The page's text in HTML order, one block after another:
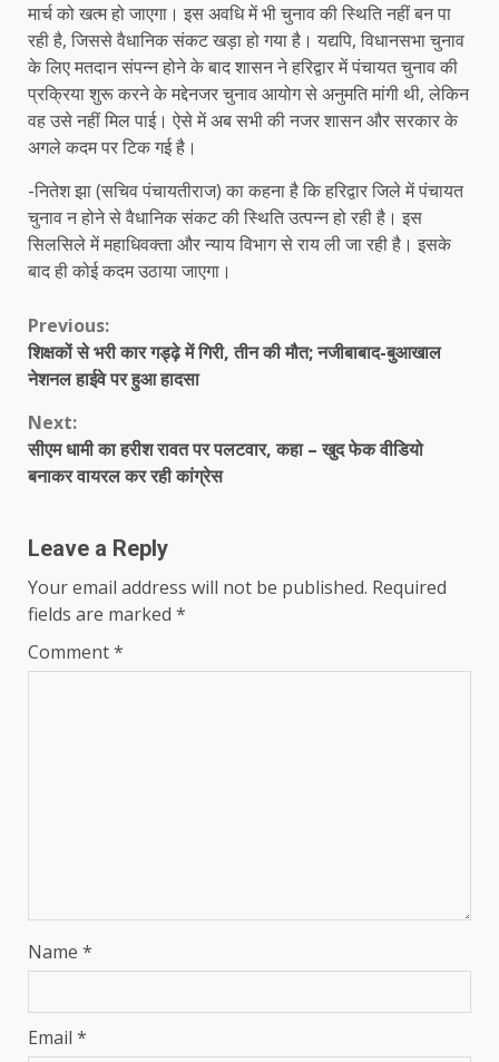
मार्च को खत्म हो जाएगा। इस अवधि में भी चुनाव की स्थिति नहीं बन पा
रही है, जिससे वैधानिक संकट खड़ा हो गया है। यद्यपि, विधानसभा चुनाव
के लिए मतदान संपन्न होने के बाद शासन ने हरिद्वार में पंचायत चुनाव की
प्रक्रिया शुरू करने के मद्देनजर चुनाव आयोग से अनुमति मांगी थी, लेकिन
वह उसे नहीं मिल पाई। ऐसे में अब सभी की नजर शासन और सरकार के
अगले कदम पर टिक गई है।
-नितेश झा (सचिव पंचायतीराज) का कहना है कि हरिद्वार जिले में पंचायत
चुनाव न होने से वैधानिक संकट की स्थिति उत्पन्न हो रही है। इस
सिलसिले में महाधिवक्ता और न्याय विभाग से राय ली जा रही है। इसके
बाद ही कोई कदम उठाया जाएगा।
Continue
Reading
Previous:
शिक्षकों से भरी कार गड्ढ़े में गिरी, तीन की मौत; नजीबाबाद-बुआखाल
नेशनल हाईवे पर हुआ हादसा
Next:
सीएम धामी का हरीश रावत पर पलटवार, कहा – खुद फेक वीडियो
बनाकर वायरल कर रही कांग्रेस
Leave a Reply
Your email address will not be published. Required
fields are marked *
Comment*
Name *
Email *